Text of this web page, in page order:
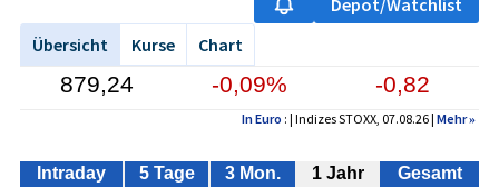
Übersicht
Kurse Chart
879,24 -0,09% -0,82
In Euro : | Indizes STOXX, 07.08.26 | Mehr»
Intraday 5 Tage 3 Mon. 1 Jahr Gesamt